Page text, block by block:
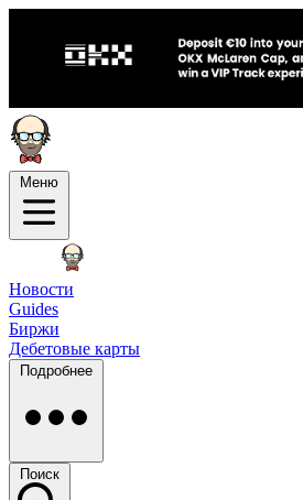
Меню
Новости
Guides
Биржи
Дебетовые карты
Подробнее
Поиск